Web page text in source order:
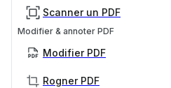
Scanner un PDF
Modifier & annoter PDF
Modifier PDF
Rogner PDF